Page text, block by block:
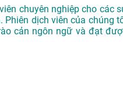
chuyên nghiệp cho các
Phiên dịch viên của chúng
cản ngôn ngữ và đạt